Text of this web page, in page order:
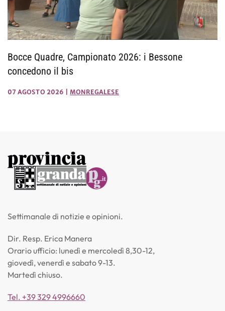
Bocce Quadre, Campionato 2026: i Bessone
concedono il bis
07 AGOSTO 2026 MONREGALESE
Settimanale di notizie e opinioni.
Dir. Resp. Erica Manera
Orario ufficio: lunedì e mercoledì 8,30-12,
giovedì, venerdì e sabato 9-13.
Martedì chiuso.
Tel. +39 329 4996660